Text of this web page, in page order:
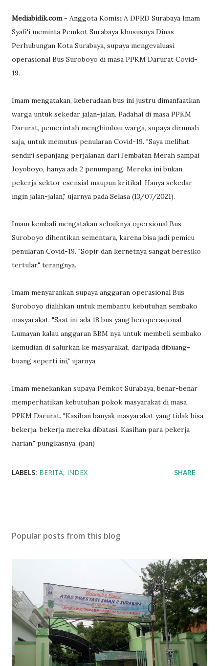
Mediabidik.com- Anggota Komisi A DPRD Surabaya Imam
Syafi'i meminta Pemkot Surabaya khususnya Dinas
Perhubungan Kota Surabaya, supaya mengevaluasi
operasional Bus Suroboyo di masa PPKM Darurat Covid-
19.
Imam mengatakan, keberadaan bus ini justru dimanfaatkan
warga untuk sekedar jalan-jalan. Padahal di masa PPKM
Darurat, pemerintah menghimbau warga, supaya dirumah
saja, untuk memutus penularan Covid-19. "Saya melihat
sendiri sepanjang perjalanan dari Jembatan Merah sampai
Joyoboyo, hanya ada 2 penumpang. Mereka ini bukan
pekerja sektor esensial maupun kritikal. Hanya sekedar
ingin jalan-jalan," ujarnya pada Selasa (13/07/2021).
Imam kembali mengatakan sebaiknya opersional Bus
Suroboyo dihentikan sementara, karena bisa jadi pemicu
penularan Covid-19. "Sopir dan kernetnya sangat beresiko
tertular," terangnya.
Imam menyarankan supaya anggaran operasional Bus
Suroboyo dialihkan untuk membantu kebutuhan sembako
masyarakat. "Saat ini ada 18 bus yang beroperasional.
Lumayan kalau anggaran BBM nya untuk membeli sembako
kemudian di salurkan ke masyarakat, daripada dibuang-
buang seperti ini," ujarnya.
Imam menekankan supaya Pemkot Surabaya, benar-benar
memperhatikan kebutuhan pokok masyarakat di masa
PPKM Darurat. "Kasihan banyak masyarakat yang tidak bisa
bekerja, bekerja mereka dibatasi. Kasihan para pekerja
harian," pungkasnya. (pan)
LABELS: BERITA INDEX SHARE
Popular posts from this blog